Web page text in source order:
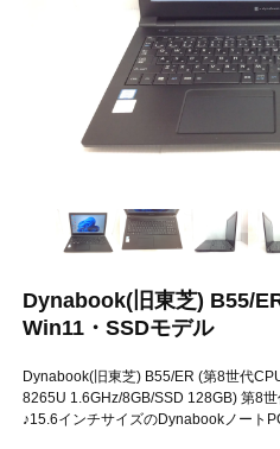
Dynabook(旧東芝) B55/
Win11・SSDモデル
Dynabook(旧東芝) B55/ER (第8世代
8265U 1.6GHz/8GB/SSD 128GB) 第8
♪15.6インチサイズのDynabookノート